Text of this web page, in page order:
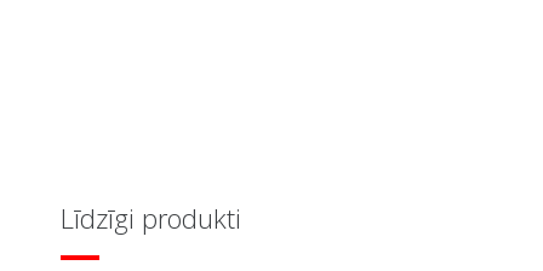
Līdzīgi produkti